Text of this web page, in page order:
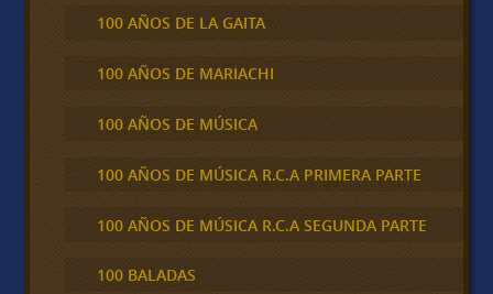
100 AÑOS DE LA GAITA
100 AÑOS DE MARIACHI
100 AÑOS DE MÚSICA
100 AÑOS DE MÚSICA R.C.A PRIMERA PARTE
100 AÑOS DE MÚSICA R.C.A SEGUNDA PARTE
100 BALADAS